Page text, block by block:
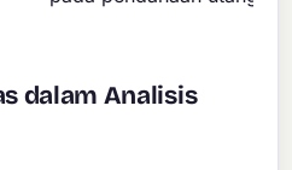
dalam Analisis